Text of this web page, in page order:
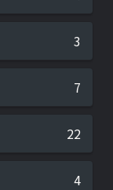
3
7
22
4